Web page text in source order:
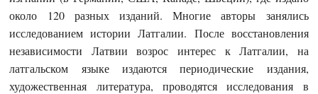
около 120 разных изданий. Многие авторы занялись
исследованием истории Латгалии. После восстановления
независимости Латвии возрос интерес к Латгалии, на
латгальском языке издаются периодические издания,
художественная литература, проводятся исследования в